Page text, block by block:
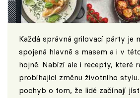
Každá správná grilovací párty je
spojená hlavně s masem a i v
hojně. Nabízí ale i recepty, které
probíhající změnu životního
pochyb o tom, že lidé začínají